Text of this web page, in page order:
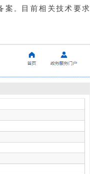
案 。
目前相关技术要求